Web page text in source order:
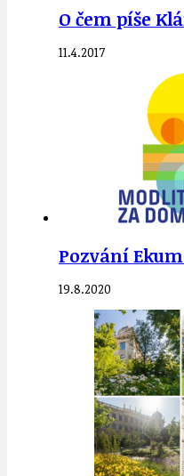
O čem píše
11.4.2017
Pozvání
19.8.2020